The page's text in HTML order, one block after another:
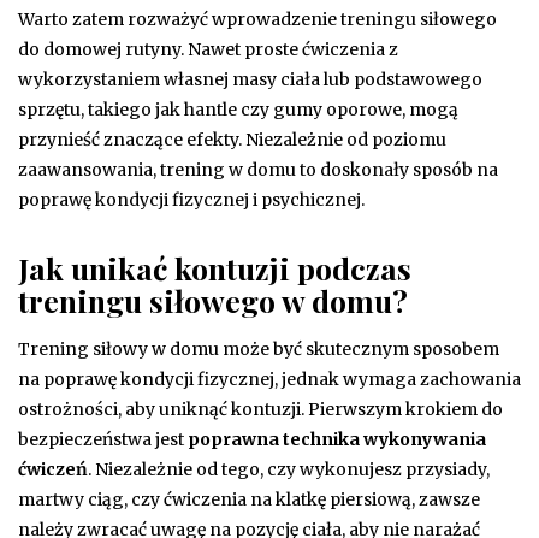
Warto zatem rozważyć wprowadzenie treningu siłowego
do domowej rutyny. Nawet proste ćwiczenia z
wykorzystaniem własnej masy ciała lub podstawowego
sprzętu, takiego jak hantle czy gumy oporowe, mogą
przynieść znaczące efekty. Niezależnie od poziomu
zaawansowania, trening w domu to doskonały sposób na
poprawę kondycji fizycznej i psychicznej.
Jak unikać kontuzji podczas
treningu siłowego w domu?
Trening siłowy w domu może być skutecznym sposobem
na poprawę kondycji fizycznej, jednak wymaga zachowania
ostrożności, aby uniknąć kontuzji. Pierwszym krokiem do
bezpieczeństwa jest poprawna technika wykonywania
ćwiczeń. Niezależnie od tego, czy wykonujesz przysiady,
martwy ciąg, czy ćwiczenia na klatkę piersiową, zawsze
należy zwracać uwagę na pozycję ciała, aby nie narażać